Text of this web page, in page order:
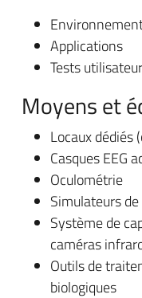
Applications
Tests
Moyens et
Locaux dédiés
Casques EEG
Oculométrie
Simulateurs
Système de
caméras
Outils de
biologiques